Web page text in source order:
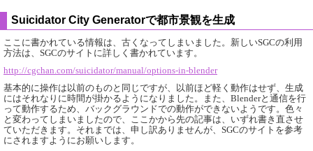
Suicidator City Generatorで都市景観を生成
ここに書かれている情報は、古くなってしまいました。新しいSGCの利用
方法は、SGCのサイトに詳しく書かれています。
http://cgchan.com/suicidator/manual/options-in-blender
基本的に操作は以前のものと同じですが、以前ほど軽く動作はせず、生成
にはそれなりに時間が掛かるようになりました。また、Blenderと通信を行
って動作するため、バックグラウンドでの動作ができないようです。色々
と変わってしまいましたので、ここかから先の記事は、いずれ書き直させ
ていただきます。それまでは、申し訳ありませんが、SGCのサイトを参考
にされますようにお願いします。